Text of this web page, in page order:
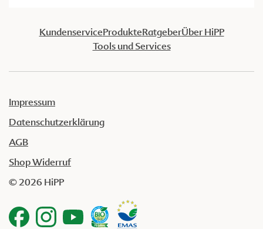
KundenserviceProdukteRatgeberÜber HiPP
Tools und Services
Impressum
Datenschutzerklärung
AGB
Shop Widerruf
© 2026 HiPP